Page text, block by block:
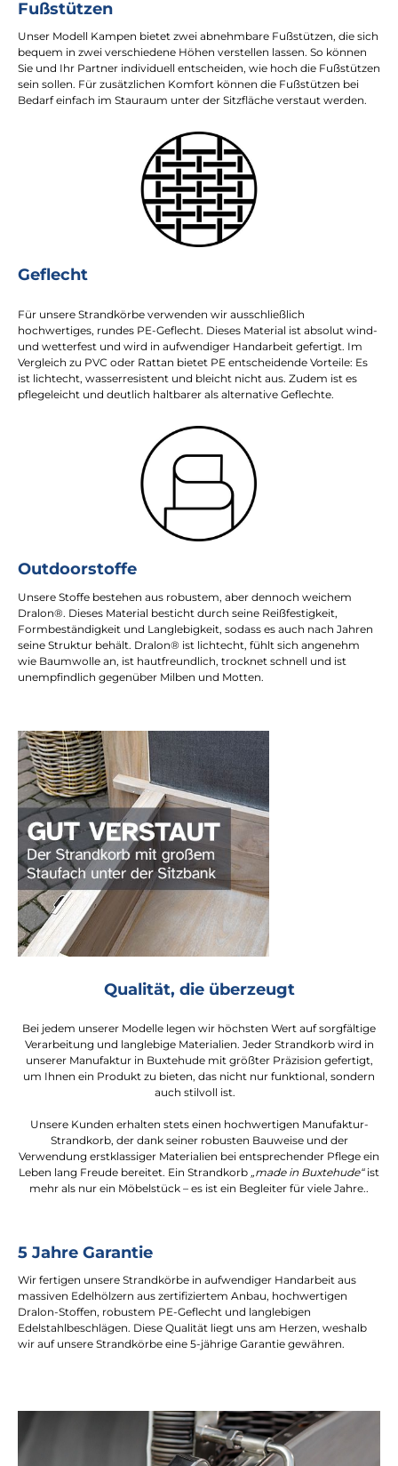
Fußstützen
Unser Modell Kampen bietet zwei abnehmbare Fußstützen, die sich
bequem in zwei verschiedene Höhen verstellen lassen. So können
Sie und Ihr Partner individuell entscheiden, wie hoch die Fußstützen
sein sollen. Für zusätzlichen Komfort können die Fußstützen bei
Bedarf einfach im Stauraum unter der Sitzfläche verstaut werden.
Geflecht
Für unsere Strandkörbe verwenden wir ausschließlich
hochwertiges, rundes PE-Geflecht. Dieses Material ist absolut wind-
und wetterfest und wird in aufwendiger Handarbeit gefertigt. Im
Vergleich zu PVC oder Rattan bietet PE entscheidende Vorteile: Es
ist lichtecht, wasserresistent und bleicht nicht aus. Zudem ist es
pflegeleicht und deutlich haltbarer als alternative Geflechte.
Outdoorstoffe
Unsere Stoffe bestehen aus robustem, aber dennoch weichem
Dralon®. Dieses Material besticht durch seine Reißfestigkeit,
Formbeständigkeit und Langlebigkeit, sodass es auch nach Jahren
seine Struktur behält. Dralon® ist lichtecht, fühlt sich angenehm
wie Baumwolle an, ist hautfreundlich, trocknet schnell und ist
unempfindlich gegenüber Milben und Motten.
Qualität, die überzeugt
Bei jedem unserer Modelle legen wir höchsten Wert auf sorgfältige
Verarbeitung und langlebige Materialien. Jeder Strandkorb wird in
unserer Manufaktur in Buxtehude mit größter Präzision gefertigt,
um Ihnen ein Produkt zu bieten, das nicht nur funktional, sondern
auch stilvoll ist.
Unsere Kunden erhalten stets einen hochwertigen Manufaktur-
Strandkorb, der dank seiner robusten Bauweise und der
Verwendung erstklassiger Materialien bei entsprechender Pflege ein
Leben lang Freude bereitet. Ein Strandkorb „made in Buxtehude“ist
mehr als nur ein Möbelstück – es ist ein Begleiter für viele Jahre..
5 Jahre Garantie
Wir fertigen unsere Strandkörbe in aufwendiger Handarbeit aus
massiven Edelhölzern aus zertifiziertem Anbau, hochwertigen
Dralon-Stoffen, robustem PE-Geflecht und langlebigen
Edelstahlbeschlägen. Diese Qualität liegt uns am Herzen, weshalb
wir auf unsere Strandkörbe eine 5-jährige Garantie gewähren.